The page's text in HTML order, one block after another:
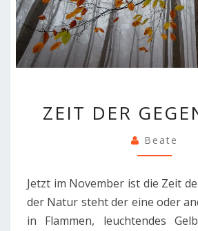
DER
ZEIT DER
Beate
Jetzt im November ist die Zeit
der Natur steht der eine oder
in Flammen, leuchtendes